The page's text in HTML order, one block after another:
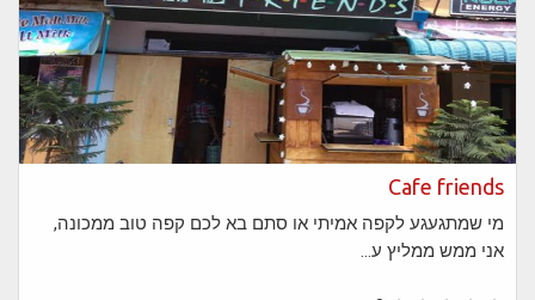
Cafe friends
מי שמתגעגע לקפה אמיתי או סתם בא לכם קפה טוב ממכונה,
אני ממש ממליץ ע...